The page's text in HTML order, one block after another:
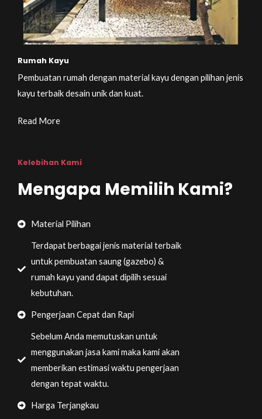
Rumah Kayu
Pembuatan rumah dengan material kayu dengan pilihan jenis
kayu terbaik desain unik dan kuat.
Read More
Kelebihan Kami
Mengapa Memilih Kami?
Material Pilihan
Terdapat berbagai jenis material terbaik
untuk pembuatan saung (gazebo) &
rumah kayu yand dapat dipilih sesuai
kebutuhan.
Pengerjaan Cepat dan Rapi
Sebelum Anda memutuskan untuk
menggunakan jasa kami maka kami akan
memberikan estimasi waktu pengerjaan
dengan tepat waktu.
Harga Terjangkau